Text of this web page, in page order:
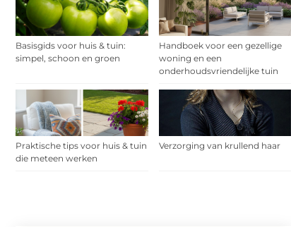
Basisgids voor huis & tuin:
simpel, schoon en groen
Handboek voor een gezellige
woning en een
onderhoudsvriendelijke tuin
Praktische tips voor huis & tuin
die meteen werken
Verzorging van krullend haar